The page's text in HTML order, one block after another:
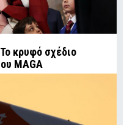
κρυφό σχέδιο
MAGA